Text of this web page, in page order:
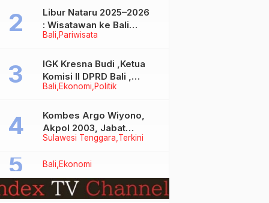
Bali Pariwisata
Libur Nataru 2025–2026
: Wisatawan ke Bali
Meningkat, Isu Penurunan
Bali Ekonomi Politik
IGK Kresna Budi ,Ketua
Komisi II DPRD Bali ,
Angkat Bicara Soal
Bersubsidi Jenis Solar
Sulawesi Tenggara Terkini
Kombes Argo Wiyono,
Akpol 2003, Jabat
Dirlantas Polda Sultra
Bali Ekonomi